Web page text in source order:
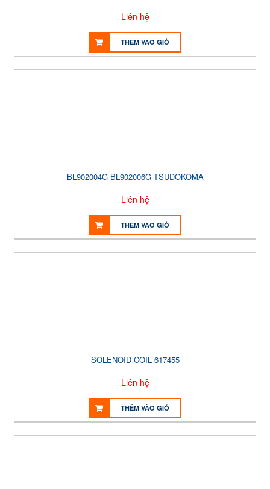
Liên hệ
THÊM VÀO GIỎ
BL902004G BL902006G TSUDOKOMA
Liên hệ
THÊM VÀO GIỎ
SOLENOID COIL 617455
Liên hệ
THÊM VÀO GIỎ